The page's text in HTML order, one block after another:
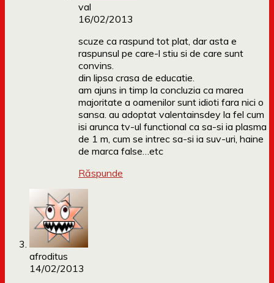
val
16/02/2013
scuze ca raspund tot plat, dar asta e
raspunsul pe care-l stiu si de care sunt
convins.
din lipsa crasa de educatie.
am ajuns in timp la concluzia ca marea
majoritate a oamenilor sunt idioti fara nici o
sansa. au adoptat valentainsdey la fel cum
isi arunca tv-ul functional ca sa-si ia plasma
de 1 m, cum se intrec sa-si ia suv-uri, haine
de marca false…etc
Răspunde
afroditus
14/02/2013